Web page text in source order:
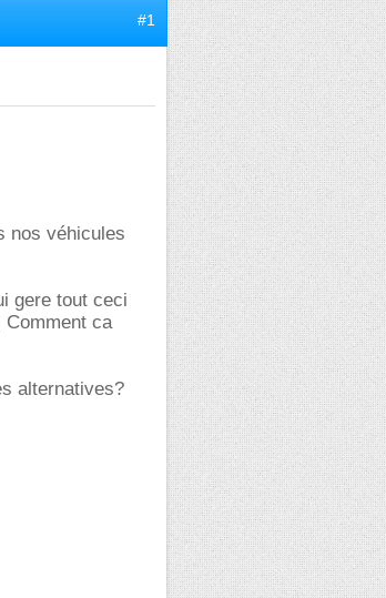
#1
nos véhicules
gere tout ceci
Comment ca
alternatives?